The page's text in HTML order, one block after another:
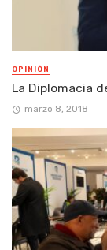
OPINIÓN
La Diplomacia
marzo 8, 2018